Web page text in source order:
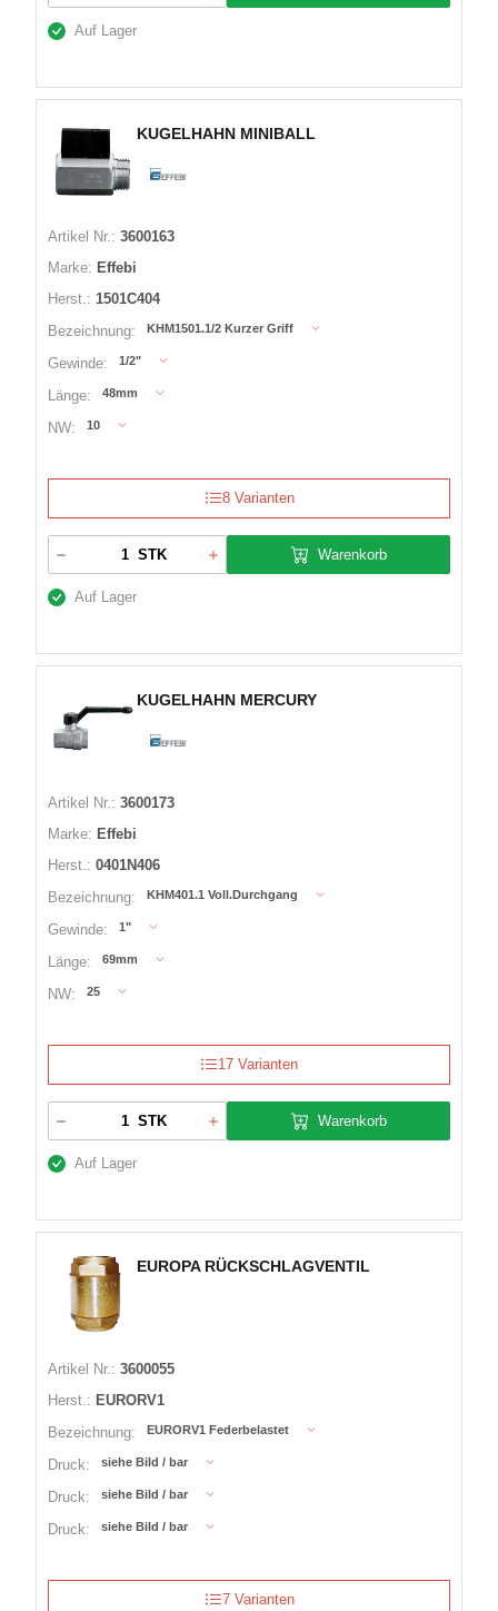
Auf Lager
KUGELHAHN MINIBALL
Artikel Nr.: 3600163
Marke: Effebi
Herst.: 1501C404
Bezeichnung:
KHM1501.1/2 Kurzer Griff
Gewinde: 1/2"
Länge: 48mm
NW: 10
8 Varianten
STK Warenkorb
Auf Lager
KUGELHAHN MERCURY
Artikel Nr.: 3600173
Marke: Effebi
Herst.: 0401N406
Bezeichnung:
KHM401.1 Voll.Durchgang
Gewinde: 1"
Länge: 69mm
NW: 25
17 Varianten
STK Warenkorb
Auf Lager
EUROPA RÜCKSCHLAGVENTIL
Artikel Nr.: 3600055
Herst.: EURORV1
Bezeichnung:
EURORV1 Federbelastet
Druck: siehe Bild / bar
Druck: siehe Bild / bar
Druck: siehe Bild / bar
7 Varianten